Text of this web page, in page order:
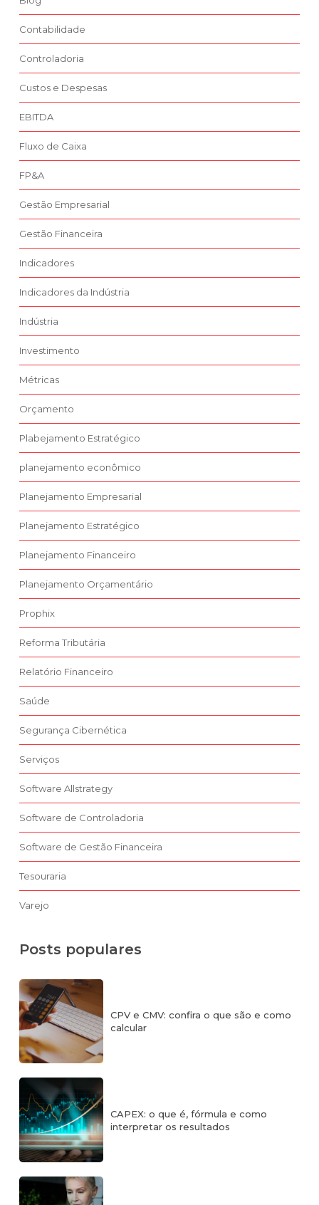
Contabilidade
Controladoria
Custos e Despesas
EBITDA
Fluxo de Caixa
FP&A
Gestão Empresarial
Gestão Financeira
Indicadores
Indicadores da Indústria
Indústria
Investimento
Métricas
Orçamento
Plabejamento Estratégico
planejamento econômico
Planejamento Empresarial
Planejamento Estratégico
Planejamento Financeiro
Planejamento Orçamentário
Prophix
Reforma Tributária
Relatório Financeiro
Saúde
Segurança Cibernética
Serviços
Software Allstrategy
Software de Controladoria
Software de Gestão Financeira
Tesouraria
Varejo
Posts populares
CPV e CMV: confira o que são e como
calcular
CAPEX: o que é, fórmula e como
interpretar os resultados